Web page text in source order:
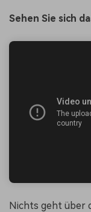
Sehen Sie sich
Nichts geht über